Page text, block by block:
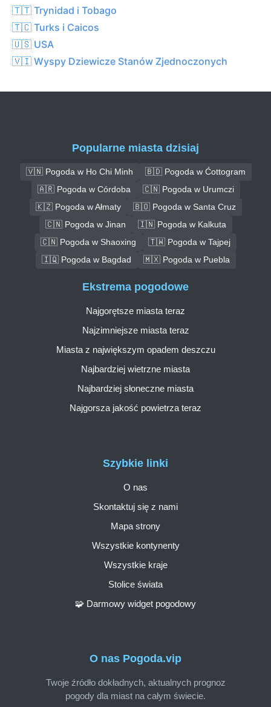
🇹🇹 Trynidad i Tobago
🇹🇨 Turks i Caicos
🇺🇸 USA
🇻🇮 Wyspy Dziewicze Stanów Zjednoczonych
Popularne miasta dzisiaj
🇻🇳 Pogoda w Ho Chi Minh
🇧🇩 Pogoda w Ćottogram
🇦🇷 Pogoda w Córdoba
🇨🇳 Pogoda w Urumczi
🇰🇿 Pogoda w Ałmaty
🇧🇴 Pogoda w Santa Cruz
🇨🇳 Pogoda w Jinan
🇮🇳 Pogoda w Kalkuta
🇨🇳 Pogoda w Shaoxing
🇹🇼 Pogoda w Tajpej
🇮🇶 Pogoda w Bagdad
🇲🇽 Pogoda w Puebla
O nas Pogoda.vip
Twoje źródło dokładnych, aktualnych prognoz
pogody dla miast na całym świecie.
Szybkie linki
O nas
Skontaktuj się z nami
Mapa strony
Wszystkie kontynenty
Wszystkie kraje
Stolice świata
🧩 Darmowy widget pogodowy
Ekstrema pogodowe
Najgorętsze miasta teraz
Najzimniejsze miasta teraz
Miasta z największym opadem deszczu
Najbardziej wietrzne miasta
Najbardziej słoneczne miasta
Najgorsza jakość powietrza teraz